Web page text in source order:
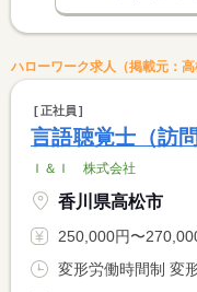
ハローワーク求人（掲載元：高
正社員
言語聴覚士（訪
Ｉ＆Ｉ 株式会社
香川県高松市
250,000円〜270,000円 ※フルタイム求人